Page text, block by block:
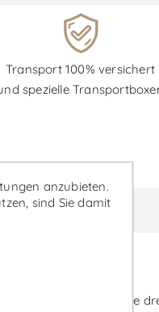
Transport 100% versichert
spezielle
09/2026 verfügbar.
als Hommage an die
anzubieten.
sind Sie damit